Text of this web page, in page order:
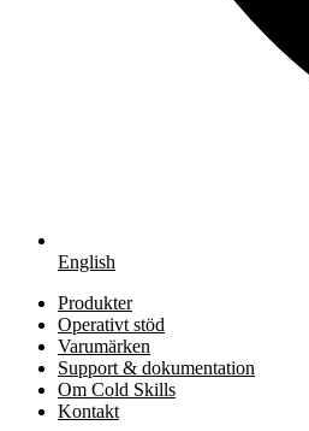
English
Produkter
Operativt stöd
Varumärken
Support & dokumentation
Om Cold Skills
Kontakt